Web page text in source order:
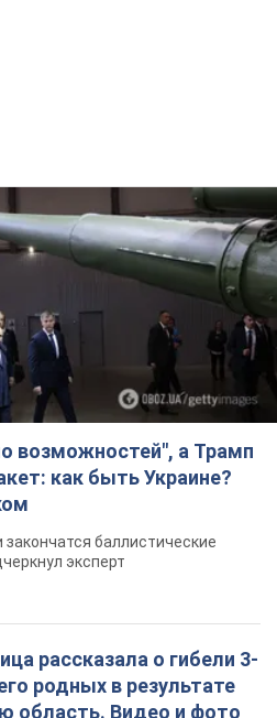
возможностей", а Трамп
как быть Украине?
баллистические
эксперт
рассказала о гибели 3-
родных в результате
область. Видео и фото